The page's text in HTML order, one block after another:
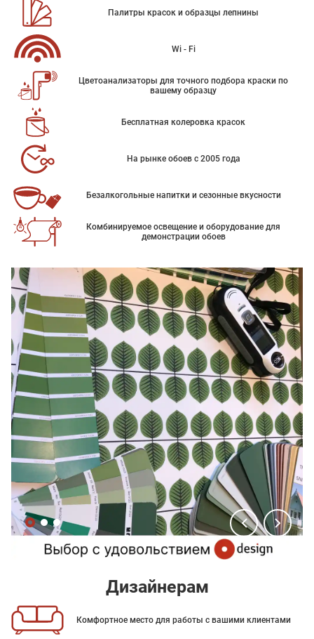
Палитры красок и образцы лепнины
Wi - Fi
Цветоанализаторы для точного подбора краски по
вашему образцу
Бесплатная колеровка красок
На рынке обоев с 2005 года
Безалкогольные напитки и сезонные вкусности
Комбинируемое освещение и оборудование для
демонстрации обоев
Дизайнерам
Комфортное место для работы с вашими клиентами